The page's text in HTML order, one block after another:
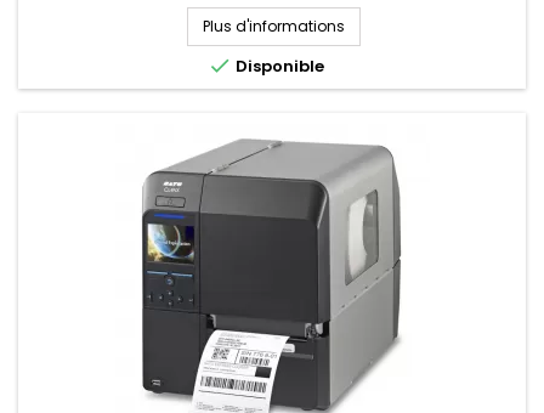
Plus d'informations
 Disponible